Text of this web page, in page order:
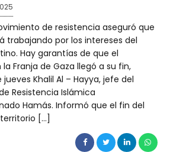
de resistencia aseguró que
trabajando por los intereses del
Hay garantías de que el
Franja de Gaza llegó a su fin,
Khalil Al – Hayya, jefe del
Resistencia Islámica
Hamás. Informó que el fin del
[…]